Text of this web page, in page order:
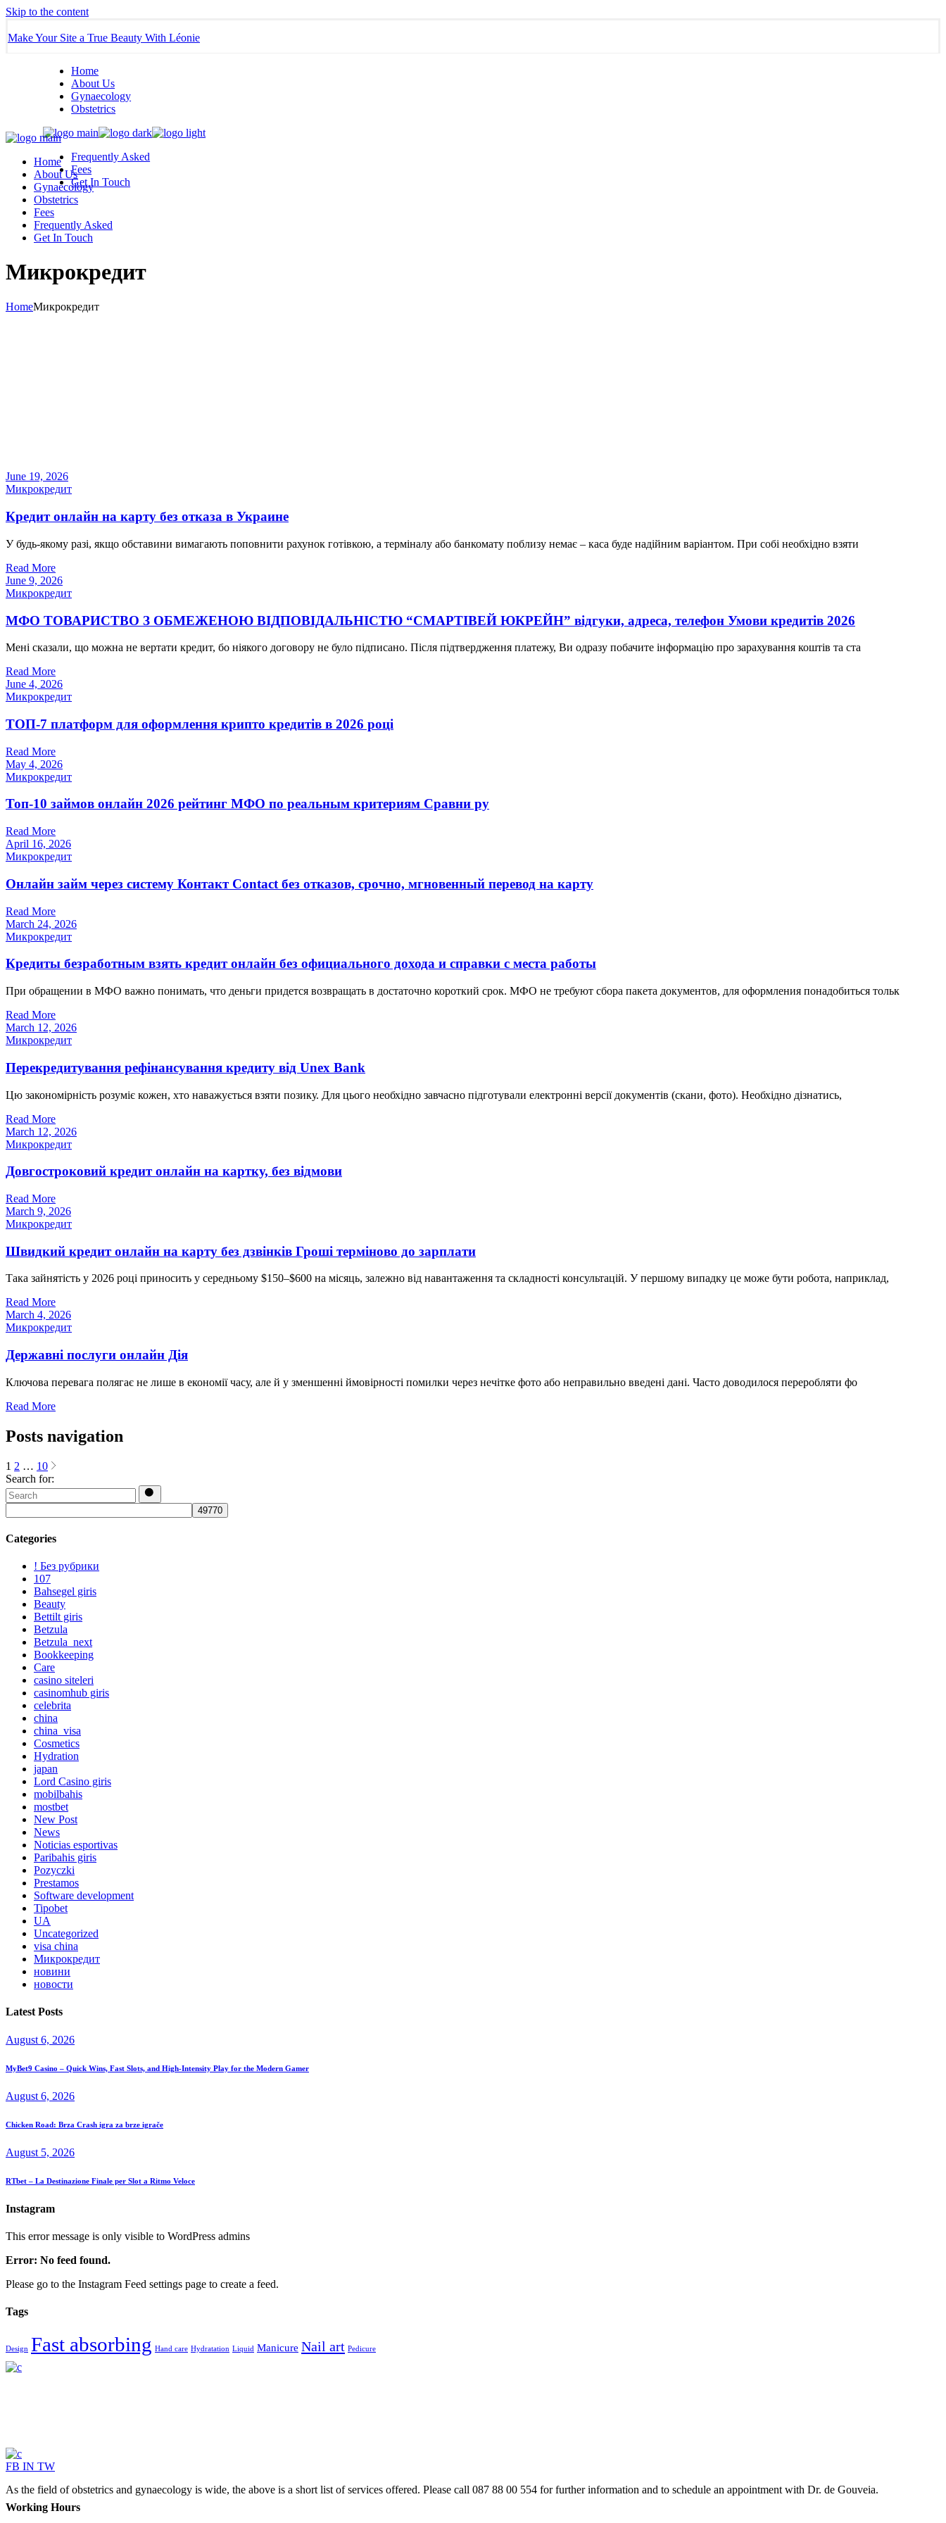
Skip to the content
Make Your Site a True Beauty With Léonie
Home
About Us
Gynaecology
Obstetrics
Frequently Asked
Fees
Get In Touch
Home
About Us
Gynaecology
Obstetrics
Fees
Frequently Asked
Get In Touch
Микрокредит
HomeМикрокредит
June 19, 2026
Микрокредит
Кредит онлайн на карту без отказа в Украине
У будь-якому разі, якщо обставини вимагають поповнити рахунок готівкою, а терміналу або банкомату поблизу немає – каса буде надійним варіантом. При собі необхідно взяти
Read More
June 9, 2026
Микрокредит
МФО ТОВАРИСТВО З ОБМЕЖЕНОЮ ВІДПОВІДАЛЬНІСТЮ “СМАРТІВЕЙ ЮКРЕЙН” відгуки, адреса, телефон Умови кредитів 2026
Мені сказали, що можна не вертати кредит, бо ніякого договору не було підписано. Після підтвердження платежу, Ви одразу побачите інформацію про зарахування коштів та ста
Read More
June 4, 2026
Микрокредит
ТОП-7 платформ для оформлення крипто кредитів в 2026 році
Read More
May 4, 2026
Микрокредит
Топ-10 займов онлайн 2026 рейтинг МФО по реальным критериям Сравни ру
Read More
April 16, 2026
Микрокредит
Онлайн займ через систему Контакт Contact без отказов, срочно, мгновенный перевод на карту
Read More
March 24, 2026
Микрокредит
Кредиты безработным взять кредит онлайн без официального дохода и справки с места работы
При обращении в МФО важно понимать, что деньги придется возвращать в достаточно короткий срок. МФО не требуют сбора пакета документов, для оформления понадобиться тольк
Read More
March 12, 2026
Микрокредит
Перекредитування рефінансування кредиту від Unex Bank
Цю закономірність розуміє кожен, хто наважується взяти позику. Для цього необхідно завчасно підготували електронні версії документів (скани, фото). Необхідно дізнатись,
Read More
March 12, 2026
Микрокредит
Довгостроковий кредит онлайн на картку, без відмови
Read More
March 9, 2026
Микрокредит
Швидкий кредит онлайн на карту без дзвінків Гроші терміново до зарплати
Така зайнятість у 2026 році приносить у середньому $150–$600 на місяць, залежно від навантаження та складності консультацій. У першому випадку це може бути робота, наприклад,
Read More
March 4, 2026
Микрокредит
Державні послуги онлайн Дія
Ключова перевага полягає не лише в економії часу, але й у зменшенні ймовірності помилки через нечітке фото або неправильно введені дані. Часто доводилося переробляти фо
Read More
Posts navigation
1 2 … 10
Search for:
Categories
! Без рубрики
107
Bahsegel giris
Beauty
Bettilt giris
Betzula
Betzula_next
Bookkeeping
Care
casino siteleri
casinomhub giris
celebrita
china
china_visa
Cosmetics
Hydration
japan
Lord Сasino giris
mobilbahis
mostbet
New Post
News
Noticias esportivas
Paribahis giris
Pozyczki
Prestamos
Software development
Tipobet
UA
Uncategorized
visa china
Микрокредит
новини
новости
Latest Posts
August 6, 2026
MyBet9 Casino – Quick Wins, Fast Slots, and High‑Intensity Play for the Modern Gamer
August 6, 2026
Chicken Road: Brza Crash igra za brze igrače
August 5, 2026
RTbet – La Destinazione Finale per Slot a Ritmo Veloce
Instagram
This error message is only visible to WordPress admins
Error: No feed found.
Please go to the Instagram Feed settings page to create a feed.
Tags
Design Fast absorbing Hand care Hydratation Liquid Manicure Nail art Pedicure
FB IN TW
As the field of obstetrics and gynaecology is wide, the above is a short list of services offered. Please call 087 88 00 554 for further information and to schedule an appointment with Dr. de Gouveia.
Working Hours